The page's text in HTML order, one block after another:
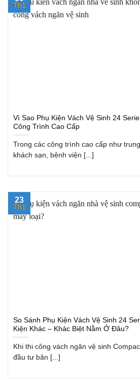
Vì Sao Phụ Kiện Vách Vệ Sinh 24
Công Trình Cao Cấp
Trong các công trình cao cấp như
khách sạn, bệnh viện [...]
Th1
So Sánh Phụ Kiện Vách Vệ Sinh 24
Kiện Khác – Khác Biệt Nằm Ở Đâu?
Khi thi công vách ngăn vệ sinh
đầu tư băn [...]
23
Th1